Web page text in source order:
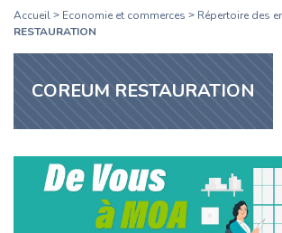
Accueil > Economie et commerces > Répertoire des
RESTAURATION
COREUM RESTAURATION